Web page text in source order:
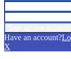
Have an account?
X